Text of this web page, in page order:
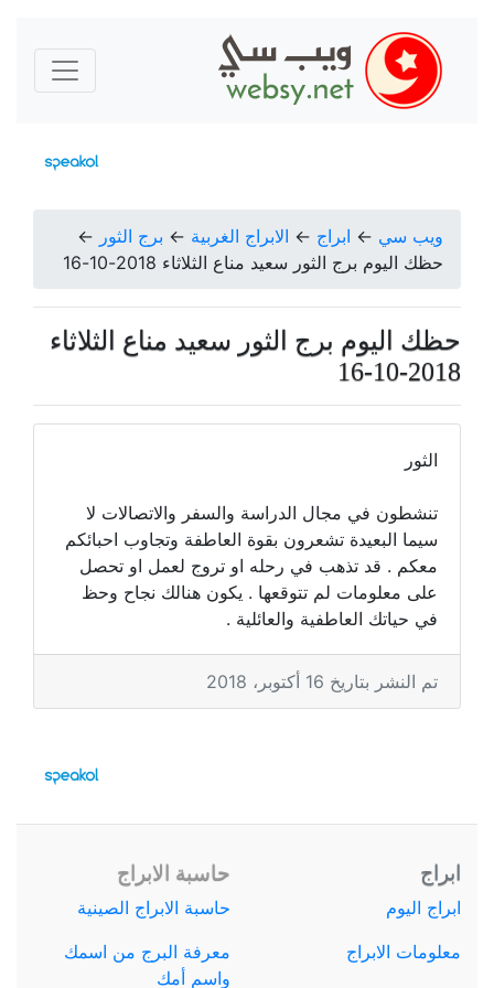
ويب سي ← ابراج ← الابراج الغربية ← برج الثور ←
حظك اليوم برج الثور سعيد مناع الثلاثاء 2018-10-16
حظك اليوم برج الثور سعيد مناع الثلاثاء
2018-10-16
الثور
تنشطون في مجال الدراسة والسفر والاتصالات لا
سيما البعيدة تشعرون بقوة العاطفة وتجاوب احبائكم
معكم . قد تذهب في رحله او تروج لعمل او تحصل
على معلومات لم تتوقعها . يكون هنالك نجاح وحظ
في حياتك العاطفية والعائلية .
تم النشر بتاريخ 16 أكتوبر، 2018
ابراج
ابراج اليوم
معلومات الابراج
حاسبة الابراج
حاسبة الابراج الصينية
معرفة البرج من اسمك
واسم أمك